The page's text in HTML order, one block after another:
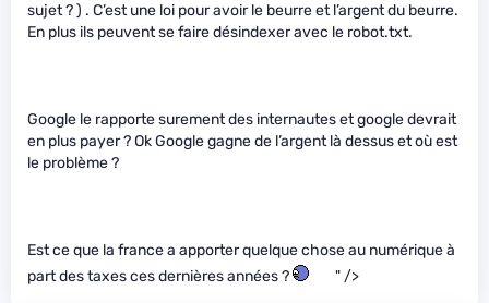
sujet ? ) . C’est une loi pour avoir le beurre et l’argent du beurre.
En plus ils peuvent se faire désindexer avec le robot.txt.
Google le rapporte surement des internautes et google devrait
en plus payer ? Ok Google gagne de l’argent là dessus et où est
le problème ?
Est ce que la france a apporter quelque chose au numérique à
part des taxes ces dernières années ?
" />